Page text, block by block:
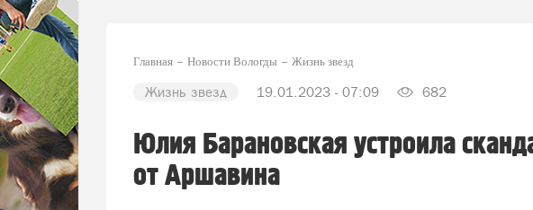
Главная Новости Вологды Жизнь звезд
Жизнь звезд 19.01.2023 - 07:09 682
Юлия Барановская устроила
от Аршавина